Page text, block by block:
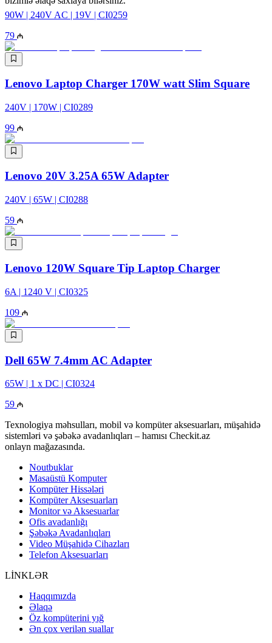
90W | 240V AC | 19V | CI0259
79
Lenovo Laptop Charger 170W watt Slim Square
240V | 170W | CI0289
99
Lenovo 20V 3.25A 65W Adapter
240V | 65W | CI0288
59
Lenovo 120W Square Tip Laptop Charger
6A | 1240 V | CI0325
109
Dell 65W 7.4mm AC Adapter
65W | 1 x DC | CI0324
59
Texnologiya məhsulları, mobil və kompüter aksesuarları, müşahidə
sistemləri və şəbəkə avadanlıqları – hamısı Checkit.az
onlayn mağazasında.
Noutbuklar
Masaüstü Komputer
Kompüter Hissələri
Kompüter Aksesuarları
Monitor və Aksesuarlar
Ofis avadanlığı
Şəbəkə Avadanlıqları
Video Müşahidə Cihazları
Telefon Aksesuarları
LİNKLƏR
Haqqımızda
Əlaqə
Öz kompüterini yığ
Ən çox verilən suallar